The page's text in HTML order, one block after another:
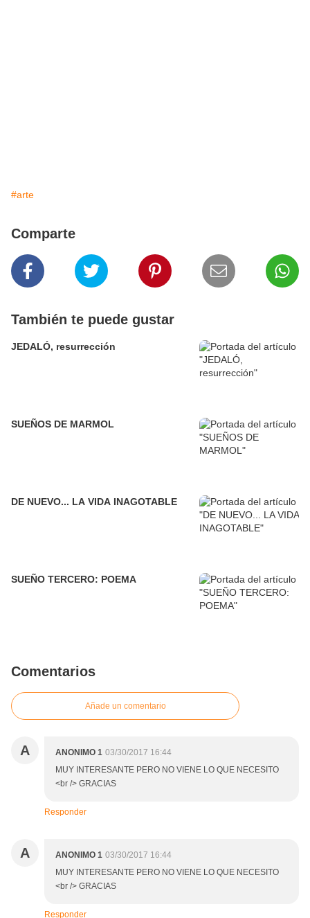
#arte
Comparte
También te puede gustar
JEDALÓ, resurrección
SUEÑOS DE MARMOL
DE NUEVO... LA VIDA INAGOTABLE
SUEÑO TERCERO: POEMA
Comentarios
Añade un comentario
A ANONIMO 1 03/30/2017 16:44
MUY INTERESANTE PERO NO VIENE LO QUE NECESITO
<br /> GRACIAS
Responder
A ANONIMO 1 03/30/2017 16:44
MUY INTERESANTE PERO NO VIENE LO QUE NECESITO
<br /> GRACIAS
Responder